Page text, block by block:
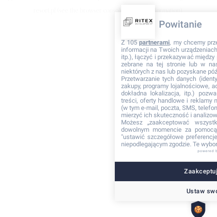
Powitanie
Z 105partnerami, my chcemy
informacji na Twoich
itp.), łączyć i przekazywać
zebrane na tej stronie lub w
niektórych z nas lub pozyskane
Przetwarzanie tych danych
zakupy, programy lojalnościowe,
dokładna lokalizacja, itp.)
treści, oferty handlowe i reklamy
(w tym e-mail, poczta, SMS,
mierzyć ich skuteczność i
Możesz „zaakceptować
dowolnym momencie za
"ustawić szczegółowe
niepodlegającym zgodzie. Te
powered
Ustaw